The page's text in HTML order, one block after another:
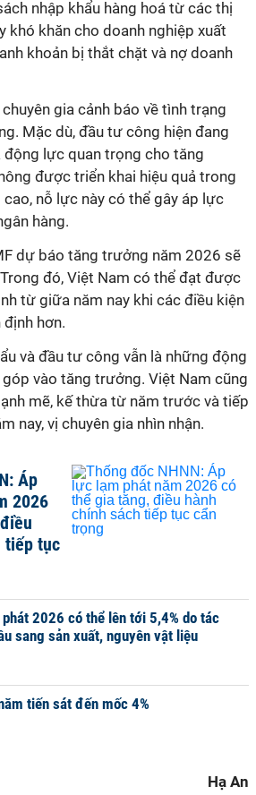
nhập khẩu hàng hoá từ các thị
khó khăn cho doanh nghiệp xuất
khoản bị thắt chặt và nợ doanh
gia cảnh báo về tình trạng
Mặc dù, đầu tư công hiện đang
động lực quan trọng cho tăng
được triển khai hiệu quả trong
nỗ lực này có thể gây áp lực
hàng.
dự báo tăng trưởng năm 2026 sẽ
đó, Việt Nam có thể đạt được
từ giữa năm nay khi các điều kiện
hơn.
và đầu tư công vẫn là những động
vào tăng trưởng. Việt Nam cũng
mẽ, kế thừa từ năm trước và tiếp
nay, vị chuyên gia nhìn nhận.
Áp
2026
tiếp tục
2026 có thể lên tới 5,4% do tác
sang sản xuất, nguyên vật liệu
tiến sát đến mốc 4%
Hạ An